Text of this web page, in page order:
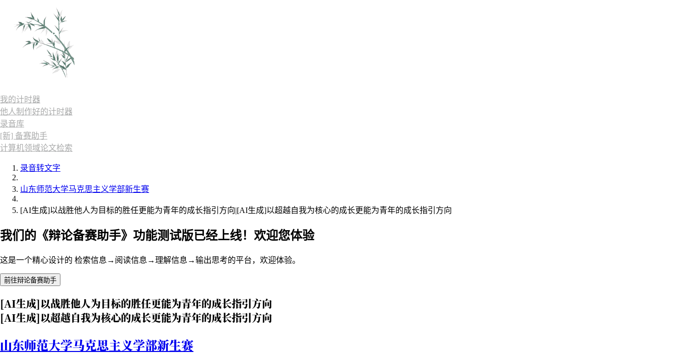
我的计时器
他人制作好的计时器
录音库
[新] 备赛助手
计算机领域论文检索
录音转文字
山东师范大学马克思主义学部新生赛
[AI生成]以战胜他人为目标的胜任更能为青年的成长指引方向|[AI生成]以超越自我为核心的成长更能为青年的成长指引方向
我们的《辩论备赛助手》功能测试版已经上线！欢迎您体验
这是一个精心设计的 检索信息→阅读信息→理解信息→输出思考的平台，欢迎体验。
前往辩论备赛助手
[AI生成]以战胜他人为目标的胜任更能为青年的成长指引方向
[AI生成]以超越自我为核心的成长更能为青年的成长指引方向
山东师范大学马克思主义学部新生赛